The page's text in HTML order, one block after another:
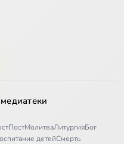
ПостМолитваЛитургияБог
детейСмерть